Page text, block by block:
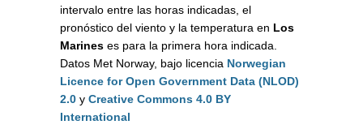
intervalo entre las horas indicadas, el
pronóstico del viento y la temperatura en Los
Marines es para la primera hora indicada.
Datos Met Norway, bajo licencia Norwegian
Licence for Open Government Data (NLOD)
2.0 y Creative Commons 4.0 BY
International